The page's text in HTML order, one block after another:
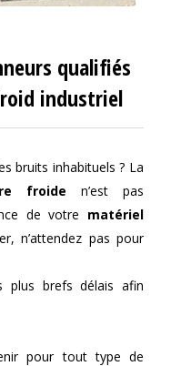
qualifiés
industriel
bruits inhabituels ? La
froide n’est pas
de votre matériel
n’attendez pas pour
plus brefs délais afin
pour tout type de